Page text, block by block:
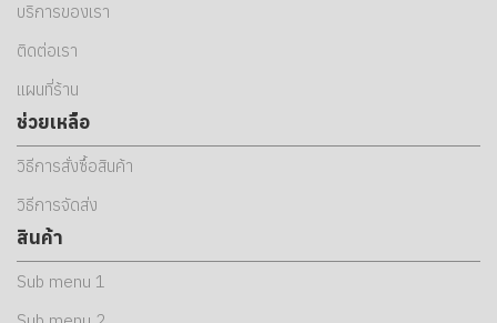
บริการของเรา
ติดต่อเรา
แผนที่ร้าน
ช่วยเหลือ
วิธีการสั่งซื้อสินค้า
วิธีการจัดส่ง
สินค้า
Sub menu 1